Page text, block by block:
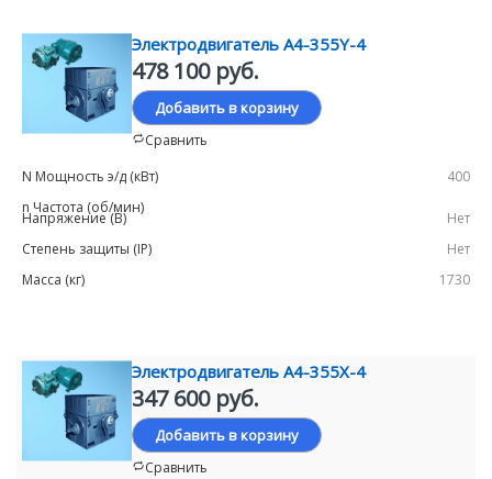
Электродвигатель А4-355Y-4
478 100 руб.
Добавить в корзину
Сравнить
400
Нет
Нет
1730
Электродвигатель А4-355Х-4
347 600 руб.
Добавить в корзину
Сравнить